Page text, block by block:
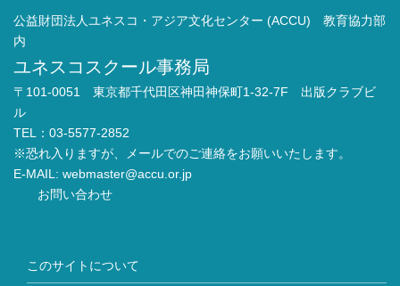
公益財団法人ユネスコ・アジア文化センター (ACCU) 教育協力部
内
ユネスコスクール事務局
〒101-0051 東京都千代田区神田神保町1-32-7F 出版クラブビ
ル
TEL：03-5577-2852
※恐れ入りますが、メールでのご連絡をお願いいたします。
E-MAIL: webmaster@accu.or.jp
お問い合わせ
このサイトについて